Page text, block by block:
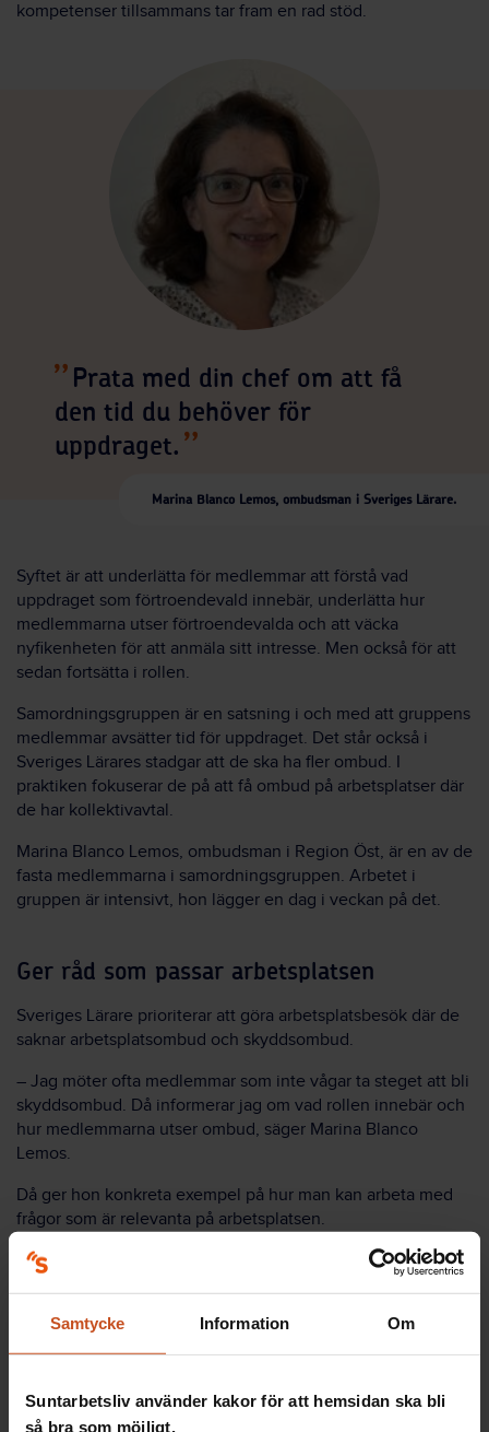
Samtycke Information Om
Suntarbetsliv använder kakor för att hemsidan ska bli
så bra som möjligt.
kompetenser tillsammans tar fram en rad stöd.
Prata med din chef om att få
den tid du behöver för
uppdraget.
Marina Blanco Lemos, ombudsman i Sveriges Lärare.
Syftet är att underlätta för medlemmar att förstå vad
uppdraget som förtroendevald innebär, underlätta hur
medlemmarna utser förtroendevalda och att väcka
nyfikenheten för att anmäla sitt intresse. Men också för att
sedan fortsätta i rollen.
Samordningsgruppen är en satsning i och med att gruppens
medlemmar avsätter tid för uppdraget. Det står också i
Sveriges Lärares stadgar att de ska ha fler ombud. I
praktiken fokuserar de på att få ombud på arbetsplatser där
de har kollektivavtal.
Marina Blanco Lemos, ombudsman i Region Öst, är en av de
fasta medlemmarna i samordningsgruppen. Arbetet i
gruppen är intensivt, hon lägger en dag i veckan på det.
Ger råd som passar arbetsplatsen
Sveriges Lärare prioriterar att göra arbetsplatsbesök där de
saknar arbetsplatsombud och skyddsombud.
– Jag möter ofta medlemmar som inte vågar ta steget att bli
skyddsombud. Då informerar jag om vad rollen innebär och
hur medlemmarna utser ombud, säger Marina Blanco
Lemos.
Då ger hon konkreta exempel på hur man kan arbeta med
frågor som är relevanta på arbetsplatsen.
I skolans värld kan det ibland vara svårt för skyddsombudet
En del skyddsombud har inte heller lyft frågan om tid för
uppdraget med sin chef. Det behöver man inte tveka om,